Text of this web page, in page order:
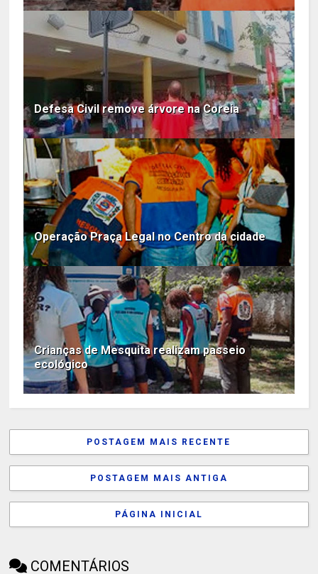
Defesa Civil remove árvore na Coreia
Operação Praça Legal no Centro da cidade
Crianças de Mesquita realizam passeio
ecológico
POSTAGEM MAIS RECENTE
POSTAGEM MAIS ANTIGA
PÁGINA INICIAL
COMENTÁRIOS